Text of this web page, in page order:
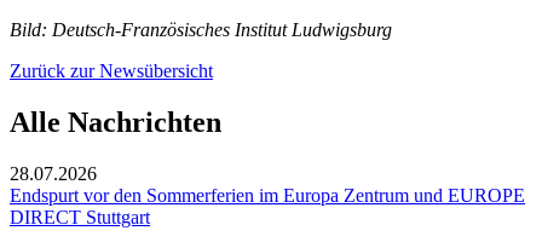
Bild: Deutsch-Französisches Institut Ludwigsburg
Zurück zur Newsübersicht
Alle Nachrichten
28.07.2026
Endspurt vor den Sommerferien im Europa Zentrum und EUROPE
DIRECT Stuttgart